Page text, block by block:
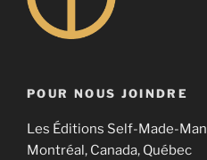
POUR NOUS JOINDRE
Les Éditions Self-Made-Man
Montréal, Canada, Québec